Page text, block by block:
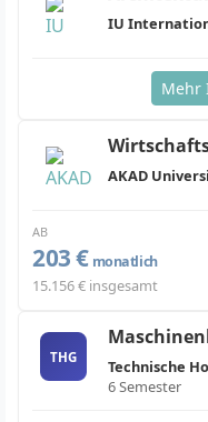
IU
Mehr
AKAD
AB
203 € monatlich
15.156 € insgesamt
THG
Technische
6 Semester